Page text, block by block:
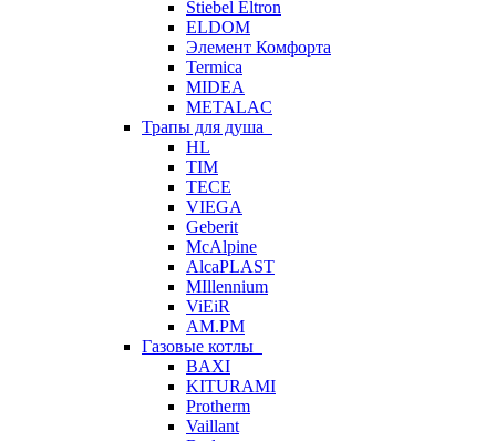
Stiebel Eltron
ELDOM
Элемент Комфорта
Termica
MIDEA
METALAC
Трапы для душа
HL
TIM
TECE
VIEGA
Geberit
McAlpine
AlcaPLAST
MIllennium
ViEiR
AM.PM
Газовые котлы
BAXI
KITURAMI
Protherm
Vaillant